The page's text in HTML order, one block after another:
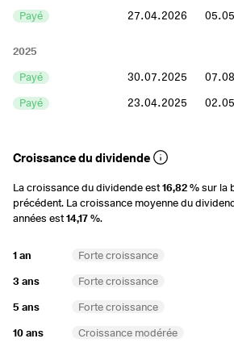
Payé
27.04.2026
2025
Payé
30.07.2025
Payé
23.04.2025
Payé
31.07.2024
Payé
29.04.2024
2023
Payé
02.08.2023
Payé
24.04.2023
2022
Payé
03.08.2022
Croissance du dividende
La croissance du dividende est16,82 %sur la
précédent. La croissance moyenne du
années est14,17 %.
1 an Forte croissance
3 ans Forte croissance
5 ans Forte croissance
10 ans Croissance modérée